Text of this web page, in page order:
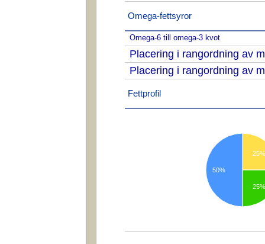
Omega-fettsyror
Omega-6 till omega-3 kvot
Placering i rangordning av
Placering i rangordning av
Fettprofil
25%
50%
25%